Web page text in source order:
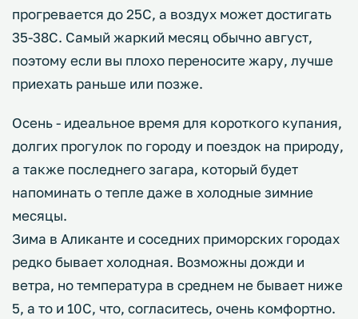
прогревается до 25С, а воздух может достигать
35-38С. Самый жаркий месяц обычно август,
поэтому если вы плохо переносите жару, лучше
приехать раньше или позже.
Осень - идеальное время для короткого купания,
долгих прогулок по городу и поездок на природу,
а также последнего загара, который будет
напоминать о тепле даже в холодные зимние
месяцы.
Зима в Аликанте и соседних приморских городах
редко бывает холодная. Возможны дожди и
ветра, но температура в среднем не бывает ниже
5, а то и 10С, что, согласитесь, очень комфортно.